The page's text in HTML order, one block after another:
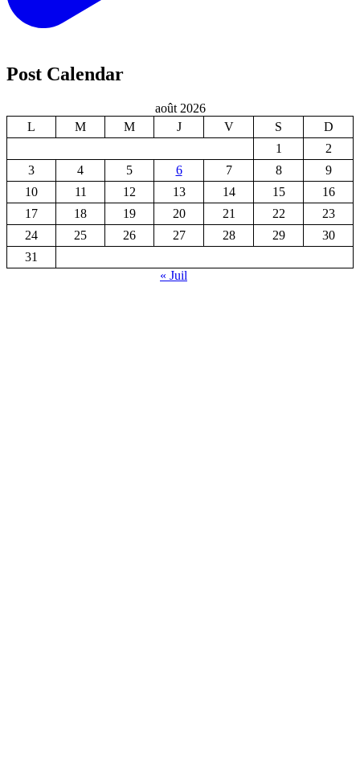
Post Calendar
août 2026
L
M M J V S
D
1
2
3
4 5 6 7 8
9
10
11 12 13 14 15
16
17
18 19 20 21 22
23
24
25 26 27 28 29
30
31
« Juil